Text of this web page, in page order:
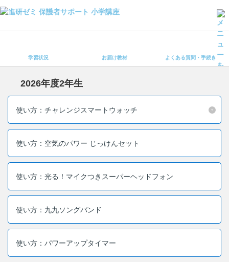
よくある質問・手続き
会員ページへログイン
よくある質問・お問い合わせ
お問い合わせ窓口
他の講座のよくある質問・手続きはこちら
学習状況 お届け教材 よくある質問・手続き
2026年度2年生
使い方：チャレンジスマートウォッチ
使い方：空気のパワー じっけんセット
使い方：光る！マイクつきスーパーヘッドフォン
使い方：九九ソングバンド
使い方：パワーアップタイマー